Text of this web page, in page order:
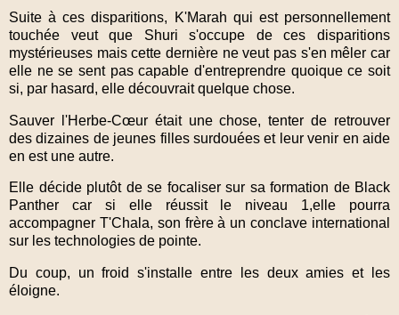
Suite à ces disparitions, K'Marah qui est personnellement
touchée veut que Shuri s'occupe de ces disparitions
mystérieuses mais cette dernière ne veut pas s'en mêler car
elle ne se sent pas capable d'entreprendre quoique ce soit
si, par hasard, elle découvrait quelque chose.
Sauver l'Herbe-Cœur était une chose, tenter de retrouver
des dizaines de jeunes filles surdouées et leur venir en aide
en est une autre.
Elle décide plutôt de se focaliser sur sa formation de Black
Panther car si elle réussit le niveau 1,elle pourra
accompagner T'Chala, son frère à un conclave international
sur les technologies de pointe.
Du coup, un froid s'installe entre les deux amies et les
éloigne.